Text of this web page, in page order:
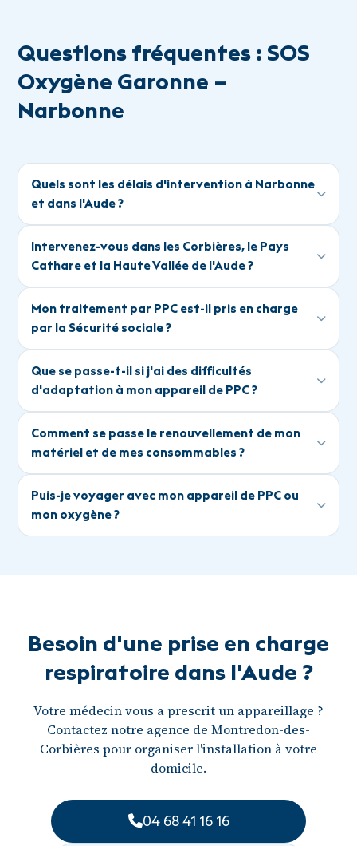
Questions fréquentes : SOS
Oxygène Garonne –
Narbonne
Quels sont les délais d'intervention à Narbonne
et dans l'Aude ?
Intervenez-vous dans les Corbières, le Pays
Cathare et la Haute Vallée de l'Aude ?
Mon traitement par PPC est-il pris en charge
par la Sécurité sociale ?
Que se passe-t-il si j'ai des difficultés
d'adaptation à mon appareil de PPC ?
Comment se passe le renouvellement de mon
matériel et de mes consommables ?
Puis-je voyager avec mon appareil de PPC ou
mon oxygène ?
Besoin d'une prise en charge
respiratoire dans l'Aude ?
Votre médecin vous a prescrit un appareillage ?
Contactez notre agence de Montredon-des-
Corbières pour organiser l'installation à votre
domicile.
04 68 41 16 16